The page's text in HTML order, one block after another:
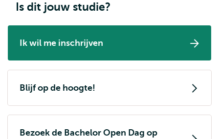
Is dit jouw studie?
Ik wil me inschrijven
Blijf op de hoogte!
Bezoek de Bachelor Open Dag op